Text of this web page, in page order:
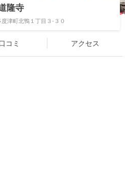
隆寺
津町北鴨１丁目３-３０
コミ アクセス